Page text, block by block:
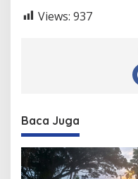
Views: 937
Baca Juga